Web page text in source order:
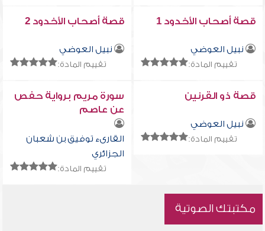
قصة أصحاب الأخدود 1
نبيل العوضي
تقييم المادة:
قصة أصحاب الأخدود 2
نبيل العوضي
تقييم المادة:
قصة ذو القرنين
نبيل العوضي
تقييم المادة:
سورة مريم برواية حفص
عن عاصم
القارىء توفيق بن شعبان
الجزائري
تقييم المادة:
مكتبتك الصوتية